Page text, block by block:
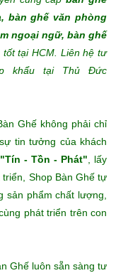
bàn ghế văn phòng
ngoại ngữ, bàn ghế
tốt tại HCM. Liên hệ tư
khẩu tại Thủ Đức
Ghế không phải chỉ
tin tưởng của khách
"Tín - Tồn - Phát" , lấy
Shop Bàn Ghế tự
sản phẩm chất lượng,
phát triển trên con
Ghế luôn sẵn sàng tư